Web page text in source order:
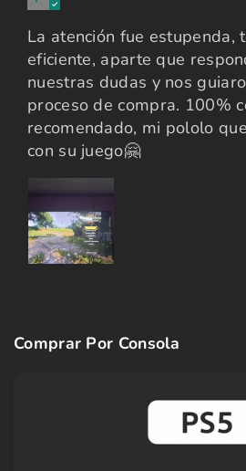
La atención fue estupenda,
eficiente, aparte que
nuestras dudas y nos
proceso de compra. 100%
recomendado, mi pololo
con su juego🤗
Comprar Por Consola